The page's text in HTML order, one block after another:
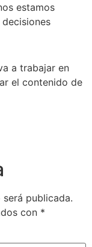
estamos
a trabajar en
el contenido de
publicada.
con *